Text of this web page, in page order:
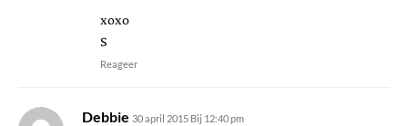
xoxo
S
Reageer
Debbie 30 april 2015 Bij 12:40 pm